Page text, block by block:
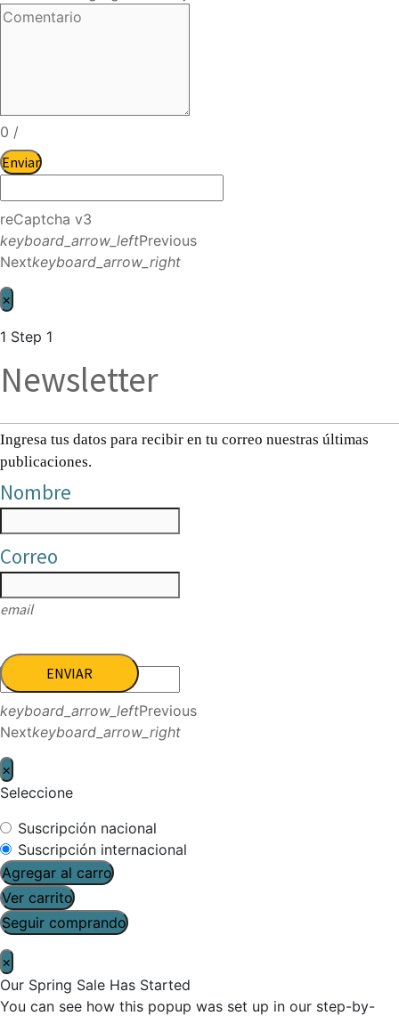
0 /
Enviar
reCaptcha v3
keyboard_arrow_leftPrevious
Nextkeyboard_arrow_right
×
1 Step 1
Newsletter
Ingresa tus datos para recibir en tu correo nuestras últimas
publicaciones.
Nombre
Correo
email
ENVIAR
keyboard_arrow_leftPrevious
Nextkeyboard_arrow_right
×
Seleccione
Suscripción nacional
Suscripción internacional
Agregar al carro
Ver carrito
Seguir comprando
×
Our Spring Sale Has Started
You can see how this popup was set up in our step-by-